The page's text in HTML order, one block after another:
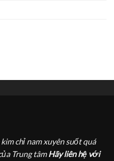
chỉ nam xuyên suốt quá
Trung tâm Hãy liên hệ với